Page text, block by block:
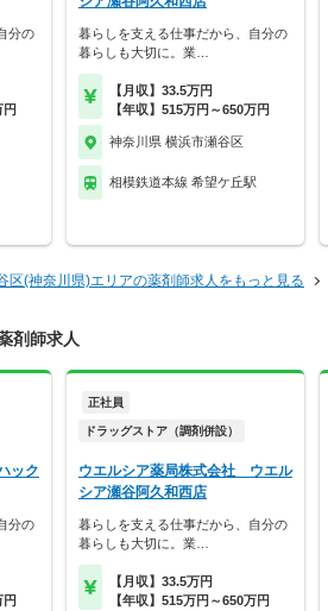
分の
円
暮らしを支える仕事だから、自分の
暮らしも大切に。業…
【月収】33.5万円
【年収】515万円～650万円
神奈川県 横浜市瀬谷区
相模鉄道本線 希望ケ丘駅
区(神奈川県)エリアの薬剤師求人をもっと見る
剤師求人
ック
分の
円
正社員
ドラッグストア（調剤併設）
ウエルシア薬局株式会社 ウエル
シア瀬谷阿久和西店
暮らしを支える仕事だから、自分の
暮らしも大切に。業…
【月収】33.5万円
【年収】515万円～650万円